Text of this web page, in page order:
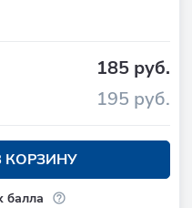
185 руб.
195 руб.
КОРЗИНУ
балла